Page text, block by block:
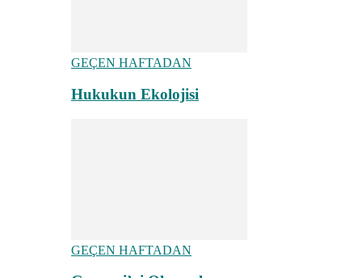
GEÇEN HAFTADAN
Hukukun Ekolojisi
GEÇEN HAFTADAN